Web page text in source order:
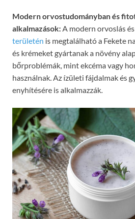
Modern orvostudományban és
alkalmazások:A modern orvoslás
területén is megtalálható a Fekete
és krémeket gyártanak a növény
bőrproblémák, mint ekcéma vagy
használnak. Az ízületi fájdalmak és
enyhítésére is alkalmazzák.